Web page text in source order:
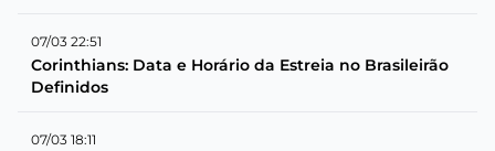
07/03 22:51
Corinthians: Data e Horário da Estreia no Brasileirão
Definidos
07/03 18:11